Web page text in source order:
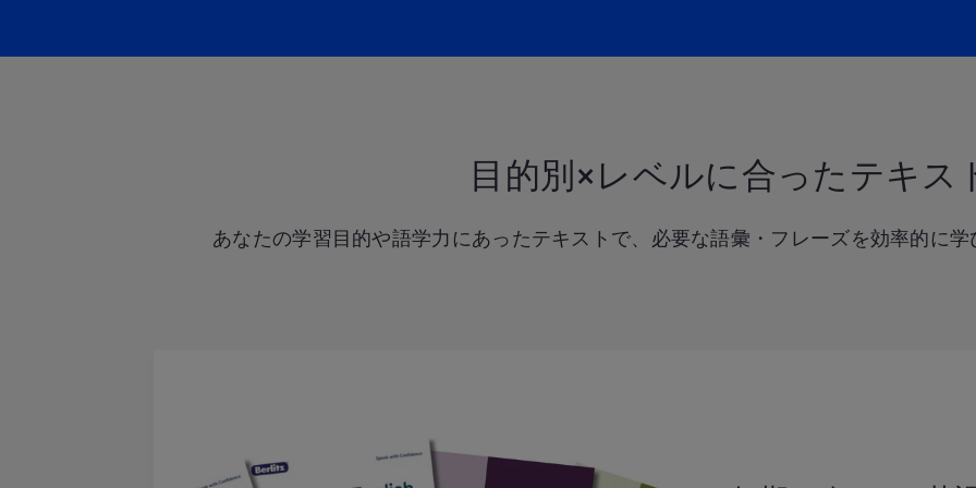
目的別×レベルに合ったテキス
あなたの学習目的や語学力にあったテキストで、必要な語彙・フレーズを効率的に学